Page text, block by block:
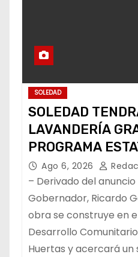
SOLEDAD
SOLEDAD
LAVANDERÍA
PROGRAMA
Ago 6, 2026
– Derivado del
Gobernador, Ricardo
obra se construye en
Desarrollo Comunitario
Huertas y acercará un